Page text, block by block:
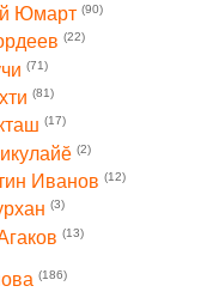
Юмарт (90)
(22)
(71)
(81)
(17)
(2)
Иванов (12)
(3)
(13)
(186)